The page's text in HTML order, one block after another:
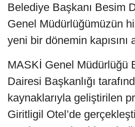
Belediye Başkanı Besim
Genel Müdürlüğümüzün
yeni bir dönemin kapısını
MASKİ Genel Müdürlüğü
Dairesi Başkanlığı
kaynaklarıyla geliştirilen
Giritligil Otel’de